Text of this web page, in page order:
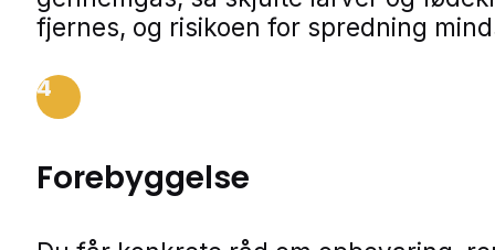
fjernes, og risikoen for spredning
4
Forebyggelse